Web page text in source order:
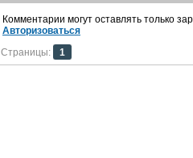
Комментарии могут оставлять только
Авторизоваться
Страницы:
1